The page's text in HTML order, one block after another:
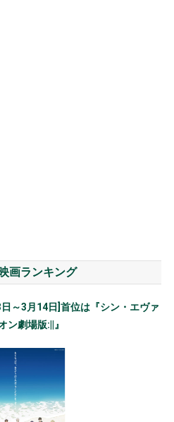
画ランキング
～3月14日]首位は『シン・エヴァ
ン劇場版:||』